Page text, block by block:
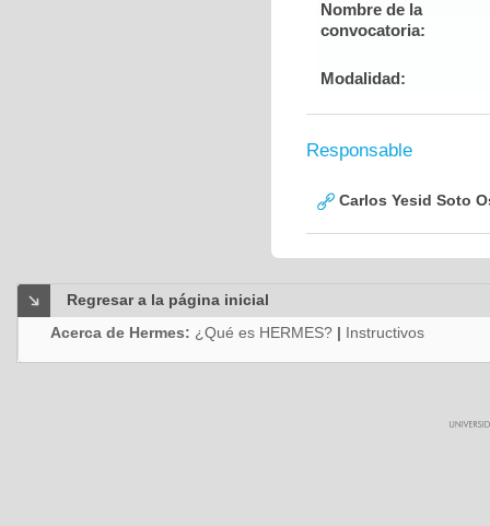
Nombre de la
convocatoria:
Modalidad:
Responsable
Carlos Yesid Soto
Regresar a la página inicial
Acerca de Hermes: ¿Qué es HERMES? | Instructivos